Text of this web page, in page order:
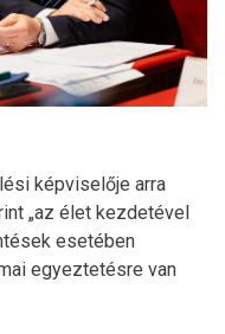
képviselője arra
„az élet kezdetével
esetében
egyeztetésre van